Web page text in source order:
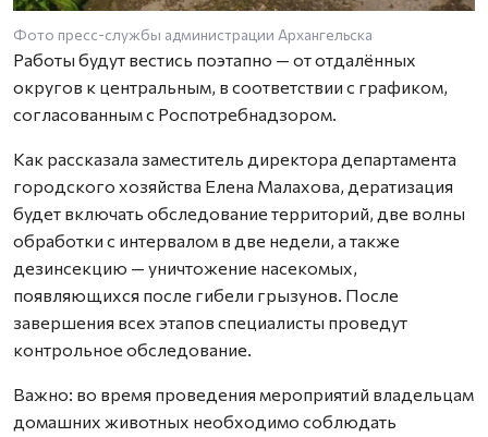
Фото пресс-службы администрации Архангельска
Работы будут вестись поэтапно — от отдалённых
округов к центральным, в соответствии с графиком,
согласованным с Роспотребнадзором.
Как рассказала заместитель директора департамента
городского хозяйства Елена Малахова, дератизация
будет включать обследование территорий, две волны
обработки с интервалом в две недели, а также
дезинсекцию — уничтожение насекомых,
появляющихся после гибели грызунов. После
завершения всех этапов специалисты проведут
контрольное обследование.
Важно: во время проведения мероприятий владельцам
домашних животных необходимо соблюдать